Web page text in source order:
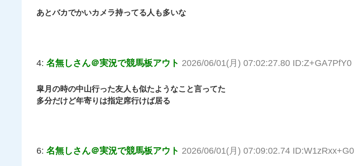
あとバカでかいカメラ持ってる人も多いな
4: 名無しさん＠実況で競馬板アウト 2026/06/01(月) 07:02:27.80 ID:Z+GA7PfY0
皐月の時の中山行った友人も似たようなこと言ってた
多分だけど年寄りは指定席行けば居る
6: 名無しさん＠実況で競馬板アウト 2026/06/01(月) 07:09:02.74 ID:W1zRxx+G0